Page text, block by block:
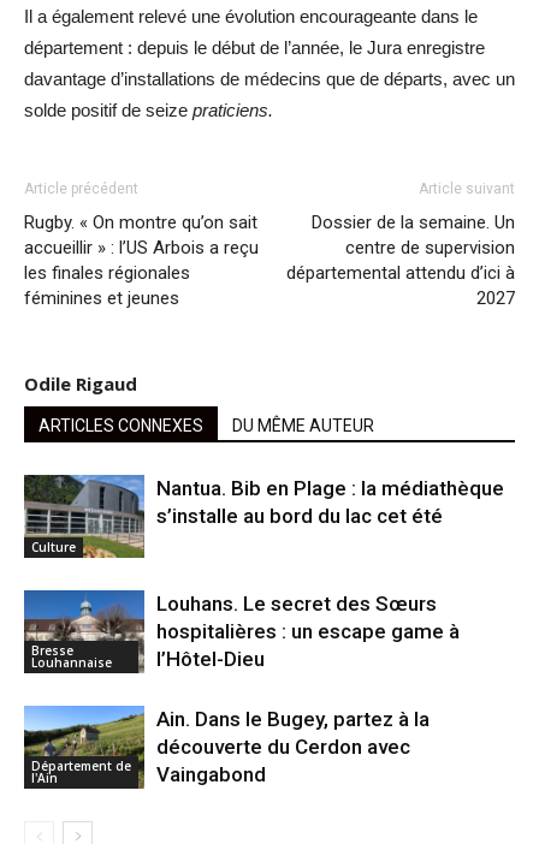
Il a également relevé une évolution encourageante dans le
département : depuis le début de l’année, le Jura enregistre
davantage d’installations de médecins que de départs, avec un
solde positif de seize praticiens.
Article précédent
Rugby. « On montre qu’on sait
accueillir » : l’US Arbois a reçu
les finales régionales
féminines et jeunes
Article suivant
Dossier de la semaine. Un
centre de supervision
départemental attendu d’ici à
2027
Odile Rigaud
ARTICLES CONNEXES DU MÊME AUTEUR
Culture
Nantua. Bib en Plage : la médiathèque
s’installe au bord du lac cet été
Bresse
Louhannaise
Louhans. Le secret des Sœurs
hospitalières : un escape game à
l’Hôtel-Dieu
Département de
l'Ain
Ain. Dans le Bugey, partez à la
découverte du Cerdon avec
Vaingabond